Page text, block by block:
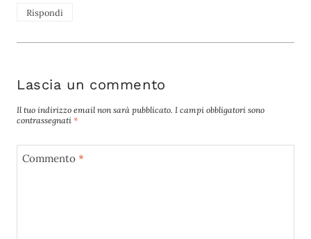
Rispondi
Lascia un commento
Il tuo indirizzo email non sarà pubblicato. I campi obbligatori sono
contrassegnati *
Commento *